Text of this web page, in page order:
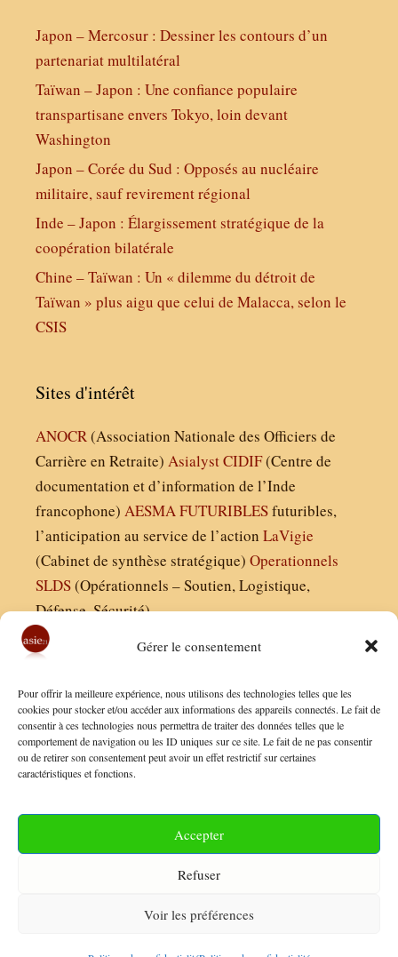
Gérer le consentement
Pour offrir la meilleure expérience, nous utilisons des technologies telles que les
cookies pour stocker et/ou accéder aux informations des appareils connectés. Le fait de
consentir à ces technologies nous permettra de traiter des données telles que le
comportement de navigation ou les ID uniques sur ce site. Le fait de ne pas consentir
ou de retirer son consentement peut avoir un effet restrictif sur certaines
caractéristiques et fonctions.
Accepter
Refuser
Voir les préférences
Japon – Mercosur : Dessiner les contours d’un
partenariat multilatéral
Taïwan – Japon : Une confiance populaire
transpartisane envers Tokyo, loin devant
Washington
Japon – Corée du Sud : Opposés au nucléaire
militaire, sauf revirement régional
Inde – Japon : Élargissement stratégique de la
coopération bilatérale
Chine – Taïwan : Un « dilemme du détroit de
Taïwan » plus aigu que celui de Malacca, selon le
CSIS
Sites d'intérêt
ANOCR(Association Nationale des Officiers de
Carrière en Retraite) AsialystCIDIF(Centre de
documentation et d’information de l’Inde
francophone) AESMAFUTURIBLESfuturibles,
l’anticipation au service de l’action LaVigie
(Cabinet de synthèse stratégique) Operationnels
SLDS(Opérationnels – Soutien, Logistique,
Défense, Sécurité)
Finaldées EURL
Siège social : 13 avenue Boudon, 75016, Paris
Nous contacter
Conditions Générales de Vente
Politique de Confidentialité
© 2026 Asie21 • Construit avec GeneratePress